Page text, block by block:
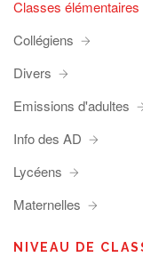
Classes élémentaires
Collégiens
Divers
Emissions d'adultes
Info des AD
Lycéens
Maternelles
NIVEAU DE